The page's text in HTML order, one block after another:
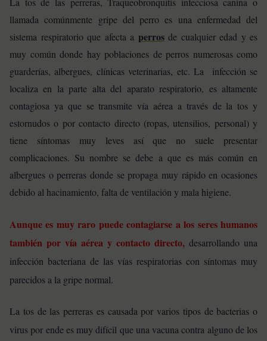
llamada comúnmente gripe del perro es una enfermedad del
sistema respiratorio que afecta a perrosde cualquier edad y es
muy común donde hay poblaciones de perros numerosas como
guarderías, albergues, clínicas veterinarias, etc. La infección se
localiza en la parte alta del aparato respiratorio, es altamente
contagiosa ya que se transmite vía aérea a través de la tos y
estornudos o por contacto directo (ropas, utensilios, personal) y
tiene síntomas muy leves así que no suele presentar
complicaciones. Su nombre se debe a que es más común en
albergues o perreras donde se propaga muy rápido en ocasiones
debido al hacinamiento, falta de ventilación y mala higiene.
Aunque es muy raro puede contagiarse a los seres humanos
también por vía aérea y contacto directo, desarrollando una
infección bacteriana de las vías respiratorias con síntomas muy
parecidos a la gripe normal.
La tos de las perreras es causada por varios tipos de bacterias o
virus por ende es muy difícil que una vacuna contra alguno de los